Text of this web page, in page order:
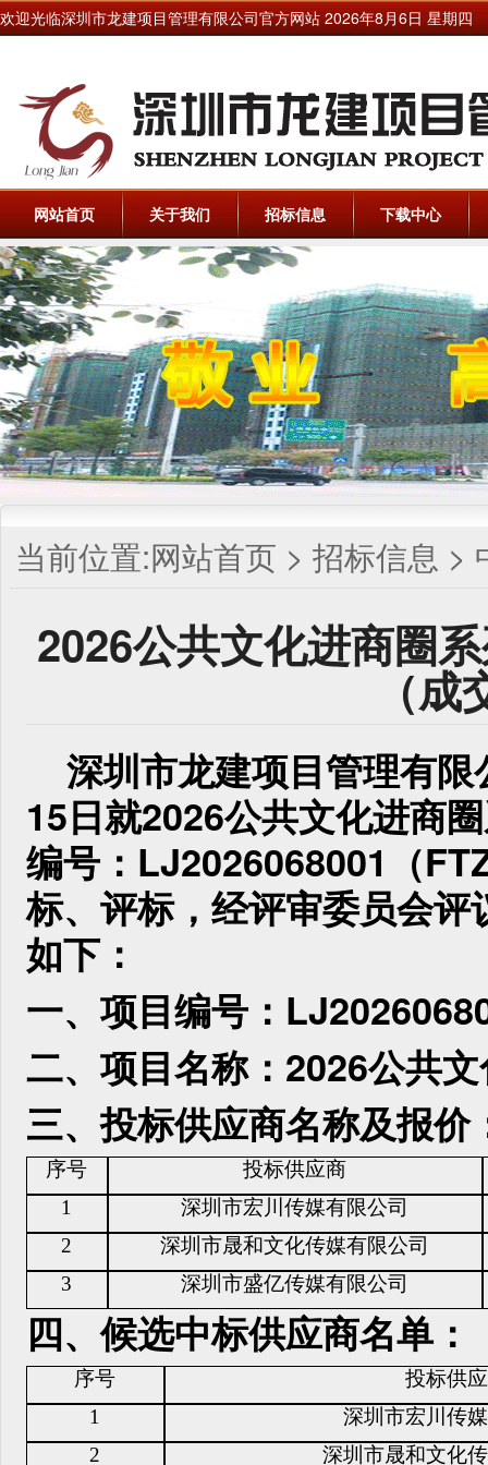
欢迎光临深圳市龙建项目管理有限公司官方网站 2026年8月6日 星期四
网站首页 关于我们 招标信息 下载中心
当前位置:网站首页 > 招标信息 >
2026公共文化进商圈
（
深圳市龙建项目管理有
15日就2026公共文化进商
编号： LJ2026068001（
标、评标，经评审委员会
如下：
一、项目编号：
二、项目名称： 2026公共
三、投标供应商名称及报价
序号
投标供应商
1
深圳市宏川传媒有限公司
2
深圳市晟和文化传媒有限公司
3
深圳市盛亿传媒有限公司
四、候选中标供应商名单：
序号
投标供
1
深圳市宏川传
2
深圳市晟和文化